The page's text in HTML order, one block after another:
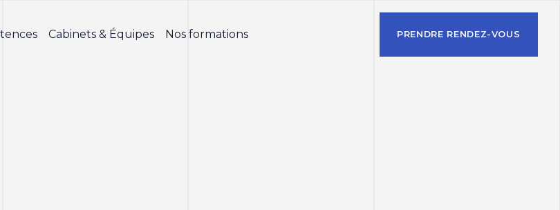
Cabinets & Équipes Nos formations PRENDRE RENDEZ-VOUS